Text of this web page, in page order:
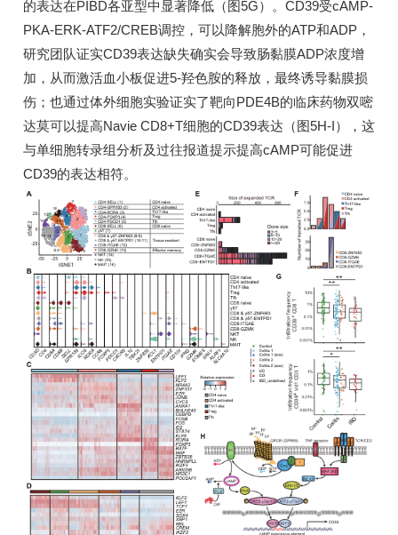
的表达在PIBD各亚型中显著降低（图5G）。CD39受cAMP-
PKA-ERK-ATF2/CREB调控，可以降解胞外的ATP和ADP，
研究团队证实CD39表达缺失确实会导致肠黏膜ADP浓度增
加，从而激活血小板促进5-羟色胺的释放，最终诱导黏膜损
伤；也通过体外细胞实验证实了靶向PDE4B的临床药物双嘧
达莫可以提高Navie CD8+T细胞的CD39表达（图5H-I），这
与单细胞转录组分析及过往报道提示提高cAMP可能促进
CD39的表达相符。